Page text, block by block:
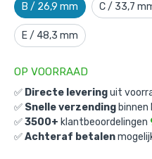
B / 26,9 mm C / 33,7
E / 48,3 mm
OP VOORRAAD
✅ Directe leveringuit
✅ Snelle verzending binnen
✅3500+ klantbeoordelingen
✅Achteraf betalen
Doos haak-B /
Gekozen aantal: x
€362,93 incl.
€299,94 excl. BTW
Ga naar